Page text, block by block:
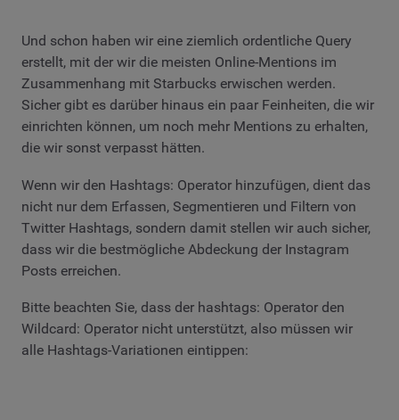
Und schon haben wir eine ziemlich ordentliche Query
erstellt, mit der wir die meisten Online-Mentions im
Zusammenhang mit Starbucks erwischen werden.
Sicher gibt es darüber hinaus ein paar Feinheiten, die wir
einrichten können, um noch mehr Mentions zu erhalten,
die wir sonst verpasst hätten.
Wenn wir den Hashtags: Operator hinzufügen, dient das
nicht nur dem Erfassen, Segmentieren und Filtern von
Twitter Hashtags, sondern damit stellen wir auch sicher,
dass wir die bestmögliche Abdeckung der Instagram
Posts erreichen.
Bitte beachten Sie, dass der hashtags: Operator den
Wildcard: Operator nicht unterstützt, also müssen wir
alle Hashtags-Variationen eintippen: